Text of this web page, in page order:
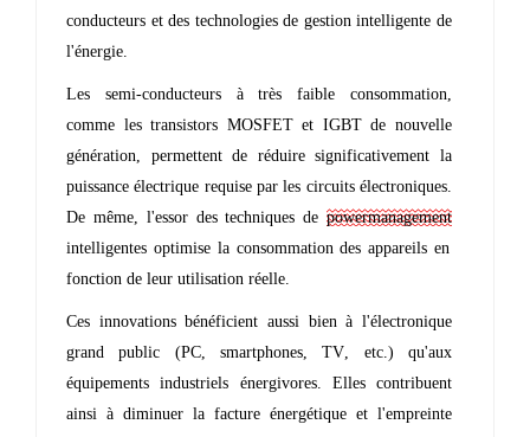
conducteurs et des technologies de gestion intelligente de
l'énergie.
Les semi-conducteurs à très faible consommation,
comme les transistors MOSFET et IGBT de nouvelle
génération, permettent de réduire significativement la
puissance électrique requise par les circuits électroniques.
De même, l'essor des techniques de powermanagement
intelligentes optimise la consommation des appareils en
fonction de leur utilisation réelle.
Ces innovations bénéficient aussi bien à l'électronique
grand public (PC, smartphones, TV, etc.) qu'aux
équipements industriels énergivores. Elles contribuent
ainsi à diminuer la facture énergétique et l'empreinte